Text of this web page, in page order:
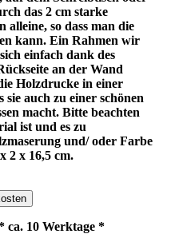
das 2 cm starke
alleine, so dass man die
kann. Ein Rahmen wir
einfach dank des
an der Wand
Holzdrucke in einer
sie auch zu einer schönen
macht. Bitte beachten
ist und es zu
und/ oder Farbe
2 x 16,5 cm.
ca. 10 Werktage *